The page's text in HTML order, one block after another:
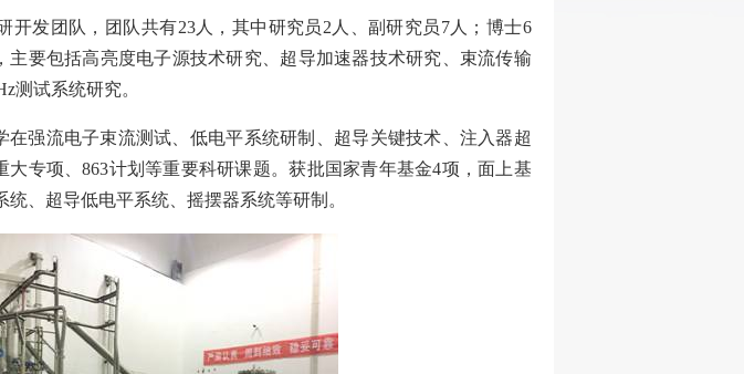
开发团队，团队共有23人，其中研究员2 人、副研究员7人； 博士6
主要包括高亮度电子源技术研究、超导加速器技术研究、束流传输
测试系统研究。
强流电子束流测试、低电平系统研制、超导关键技术、注入器超
大专项、863计划等重要科研课题。获批国家青年基金4项，面上基
、超导低电平系统、摇摆器系统等研制。